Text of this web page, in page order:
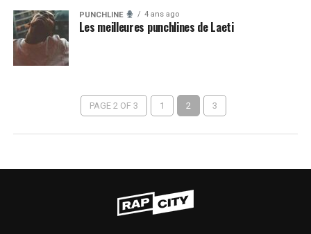
PUNCHLINE 4 ans ago
Les meilleures punchlines de Laeti
PAGE 2 OF 3 1 2 3